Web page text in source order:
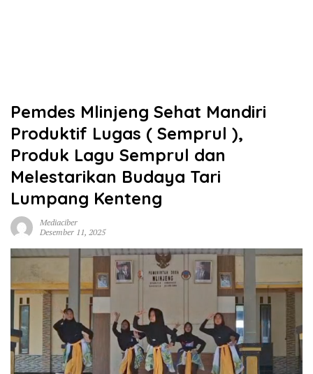
Pemdes Mlinjeng Sehat Mandiri
Produktif Lugas ( Semprul ),
Produk Lagu Semprul dan
Melestarikan Budaya Tari
Lumpang Kenteng
Mediaciber
Desember 11, 2025